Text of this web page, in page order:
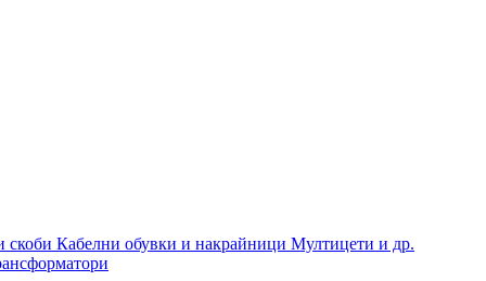
скоби Кабелни обувки и накрайници Мултицети и др.